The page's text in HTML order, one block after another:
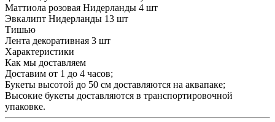
Маттиола розовая Нидерланды 4 шт
Эвкалипт Нидерланды 13 шт
Тишью
Лента декоративная 3 шт
Характеристики
Как мы доставляем
Доставим от 1 до 4 часов;
Букеты высотой до 50 см доставляются на аквапаке;
Высокие букеты доставляются в транспортировочной
упаковке.